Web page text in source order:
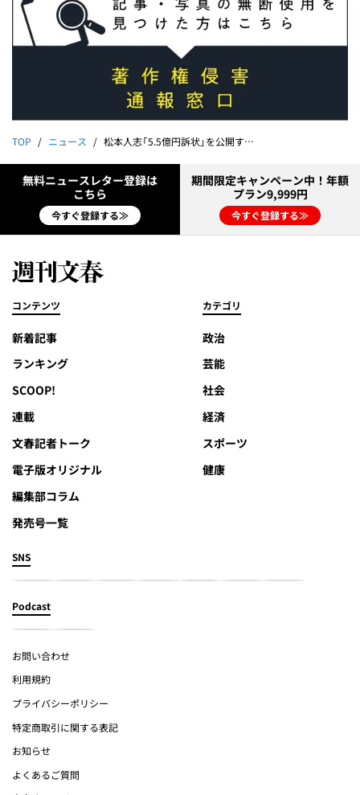
TOP ニュース 松本人志「5.5億円訴状」を公開する《「無罪請負人」弘中弁護士、伊藤詩織さんの代理人が解説》
無料ニュースレター登録は
こちら
今すぐ登録する≫
期間限定キャンペーン中！年額
プラン9,999円
今すぐ登録する≫
コンテンツ
新着記事
ランキング
SCOOP!
連載
文春記者トーク
電子版オリジナル
編集部コラム
発売号一覧
カテゴリ
政治
芸能
社会
経済
スポーツ
健康
SNS
Podcast
お問い合わせ
利用規約
プライバシーポリシー
特定商取引に関する表記
お知らせ
よくあるご質問